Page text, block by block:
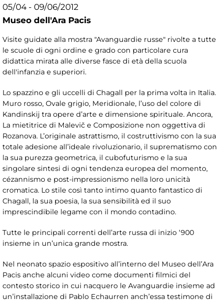
05/04 - 09/06/2012
Museo dell'Ara Pacis
Visite guidate alla mostra "Avanguardie russe" rivolte a tutte
le scuole di ogni ordine e grado con particolare cura
didattica mirata alle diverse fasce di età della scuola
dell'infanzia e superiori.
Lo spazzino e gli uccelli di Chagall per la prima volta in Italia.
Muro rosso, Ovale grigio, Meridionale, l’uso del colore di
Kandinskij tra opere d’arte e dimensione spirituale. Ancora,
La mietitrice di Malevič e Composizione non oggettiva di
Rozanova. L’originale astrattismo, il costruttivismo con la sua
totale adesione all’ideale rivoluzionario, il suprematismo con
la sua purezza geometrica, il cubofuturismo e la sua
singolare sintesi di ogni tendenza europea del momento,
cézannismo e post-impressionismo nella loro unicità
cromatica. Lo stile così tanto intimo quanto fantastico di
Chagall, la sua poesia, la sua sensibilità ed il suo
imprescindibile legame con il mondo contadino.
Tutte le principali correnti dell’arte russa di inizio ‘900
insieme in un’unica grande mostra.
Nel neonato spazio espositivo all’interno del Museo dell’Ara
Pacis anche alcuni video come documenti filmici del
contesto storico in cui nacquero le Avanguardie insieme ad
un’installazione di Pablo Echaurren anch’essa testimone di